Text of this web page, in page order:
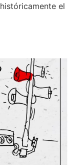
el